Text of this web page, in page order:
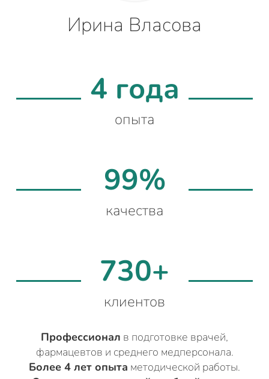
Ирина Власова
4 года
опыта
99%
качества
730+
клиентов
Профессионал в подготовке врачей,
фармацевтов и среднего медперсонала.
Более 4 лет опыта методической работы.